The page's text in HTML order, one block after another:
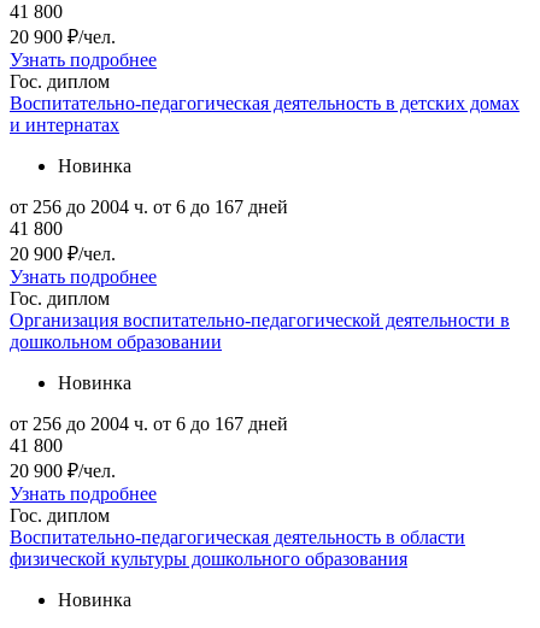
41 800
20 900 ₽/чел.
Узнать подробнее
Гос. диплом
Воспитательно-педагогическая деятельность в детских домах
и интернатах
Новинка
от 256 до 2004 ч. от 6 до 167 дней
41 800
20 900 ₽/чел.
Узнать подробнее
Гос. диплом
Организация воспитательно-педагогической деятельности в
дошкольном образовании
Новинка
от 256 до 2004 ч. от 6 до 167 дней
41 800
20 900 ₽/чел.
Узнать подробнее
Гос. диплом
Воспитательно-педагогическая деятельность в области
физической культуры дошкольного образования
Новинка